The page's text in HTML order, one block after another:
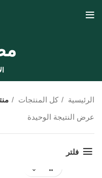
الرئيسية كل المنتجات
عرض النتيجة الوحيدة
فلتر